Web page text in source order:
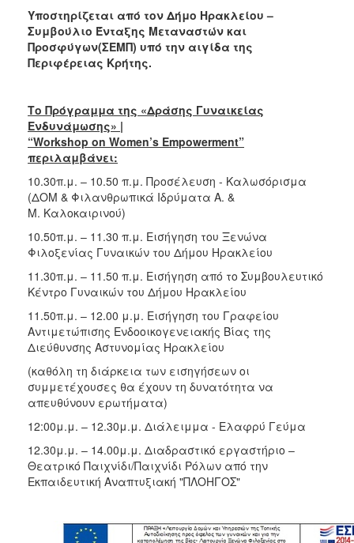
Υποστηρίζεται από τον Δήμο Ηρακλείου –
Συμβούλιο Ένταξης Μεταναστών και
Προσφύγων(ΣΕΜΠ) υπό την αιγίδα της
Περιφέρειας Κρήτης.
Το Πρόγραμμα της «Δράσης Γυναικείας
Ενδυνάμωσης» |
“Workshop on Women’s Empowerment”
περιλαμβάνει:
10.30π.μ. – 10.50 π.μ. Προσέλευση - Καλωσόρισμα
(ΔΟΜ & Φιλανθρωπικά Ιδρύματα Α. &
Μ. Καλοκαιρινού)
10.50π.μ. – 11.30 π.μ. Εισήγηση του Ξενώνα
Φιλοξενίας Γυναικών του Δήμου Ηρακλείου
11.30π.μ. – 11.50 π.μ. Εισήγηση από το Συμβουλευτικό
Κέντρο Γυναικών του Δήμου Ηρακλείου
11.50π.μ. – 12.00 μ.μ. Εισήγηση του Γραφείου
Αντιμετώπισης Ενδοοικογενειακής Βίας της
Διεύθυνσης Αστυνομίας Ηρακλείου
(καθόλη τη διάρκεια των εισηγήσεων οι
συμμετέχουσες θα έχουν τη δυνατότητα να
απευθύνουν ερωτήματα)
12:00μ.μ. – 12.30μ.μ. Διάλειμμα - Ελαφρύ Γεύμα
12.30μ.μ. – 14.00μ.μ. Διαδραστικό εργαστήριο –
Θεατρικό Παιχνίδι/Παιχνίδι Ρόλων από την
Εκπαιδευτική Αναπτυξιακή "ΠΛΟΗΓΟΣ"